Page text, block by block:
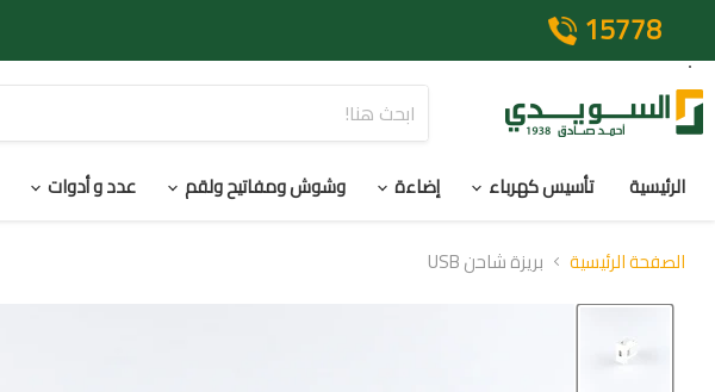
15778
الرئيسية تأسيس كهرباء إضاءة وشوش ومفاتيح ولقم عدد و أدوات
الصفحة الرئيسية بريزة شاحن USB